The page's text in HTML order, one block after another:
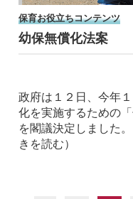
保育お役立ちコンテンツ
幼保無償化法案
政府は１２日、今年
化を実施するための
を閣議決定しました
きを読む）